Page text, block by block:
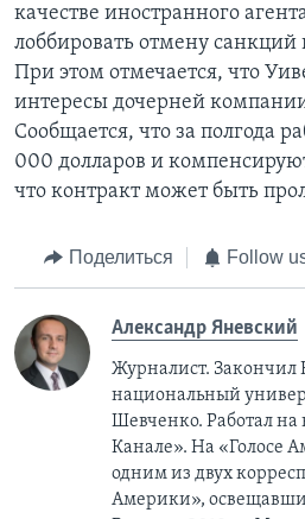
качестве иностранного
лоббировать отмену
При этом отмечается, что
интересы дочерней
Сообщается, что за полгода
000 долларов и
что контракт может быть
Поделиться Follow
Александр Яневский
Журналист. Закончил
национальный
Шевченко. Работал на
Канале». На «Голосе
одним из двух
Америки»,